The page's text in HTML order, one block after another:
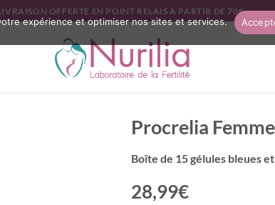
OFFERTE EN POINT RELAIS A PARTIR DE 70€
Procrelia
Boîte de 15 gélules bleues
28,99€
expérience et optimiser nos sites et services.